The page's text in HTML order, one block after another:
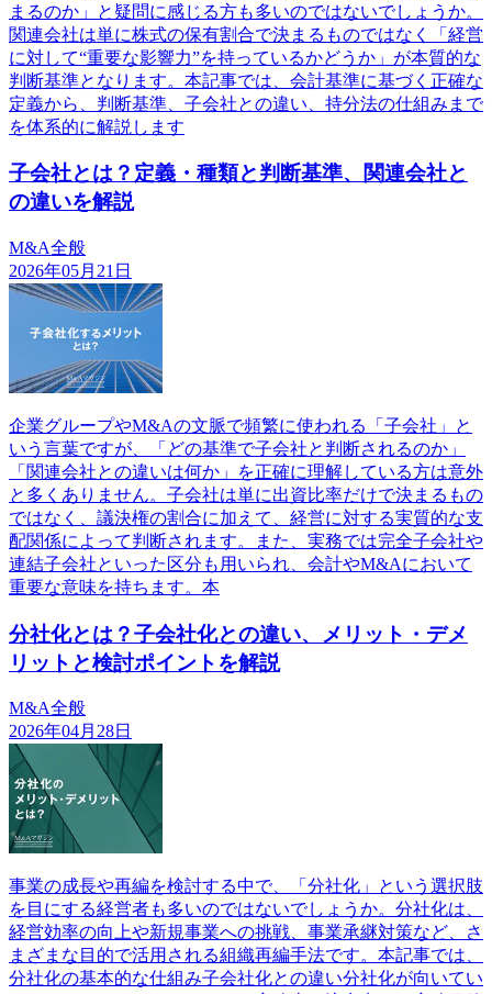
まるのか」と疑問に感じる方も多いのではないでしょうか。
関連会社は単に株式の保有割合で決まるものではなく「経営
に対して“重要な影響力”を持っているかどうか」が本質的な
判断基準となります。本記事では、会計基準に基づく正確な
定義から、判断基準、子会社との違い、持分法の仕組みまで
を体系的に解説します
子会社とは？定義・種類と判断基準、関連会社と
の違いを解説
M&A全般
2026年05月21日
企業グループやM&Aの文脈で頻繁に使われる「子会社」と
いう言葉ですが、「どの基準で子会社と判断されるのか」
「関連会社との違いは何か」を正確に理解している方は意外
と多くありません。子会社は単に出資比率だけで決まるもの
ではなく、議決権の割合に加えて、経営に対する実質的な支
配関係によって判断されます。また、実務では完全子会社や
連結子会社といった区分も用いられ、会計やM&Aにおいて
重要な意味を持ちます。本
分社化とは？子会社化との違い、メリット・デメ
リットと検討ポイントを解説
M&A全般
2026年04月28日
事業の成長や再編を検討する中で、「分社化」という選択肢
を目にする経営者も多いのではないでしょうか。分社化は、
経営効率の向上や新規事業への挑戦、事業承継対策など、さ
まざまな目的で活用される組織再編手法です。本記事では、
分社化の基本的な仕組み子会社化との違い分社化が向いてい